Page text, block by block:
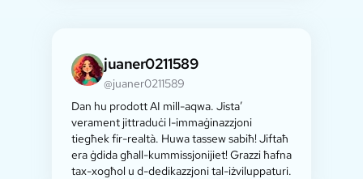
juaner0211589
@juaner0211589
Dan hu prodott AI mill-aqwa. Jista’
verament jittraduċi l-immaġinazzjoni
tiegħek fir-realtà. Huwa tassew sabiħ! Jiftaħ
era ġdida għall-kummissjonijiet! Grazzi ħafna
tax-xogħol u d-dedikazzjoni tal-iżviluppaturi.